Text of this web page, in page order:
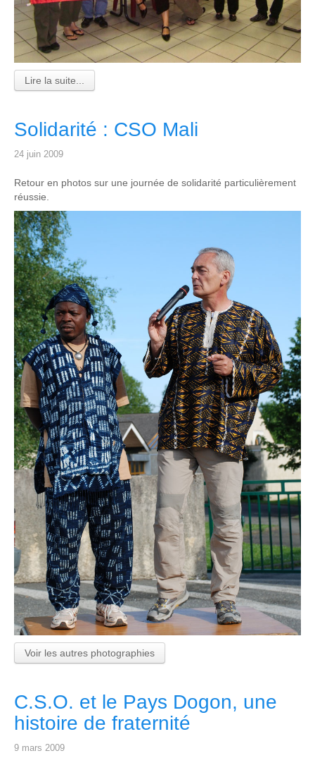
Lire la suite...
Solidarité : CSO Mali
24 juin 2009
Retour en photos sur une journée de solidarité particulièrement
réussie.
Voir les autres photographies
C.S.O. et le Pays Dogon, une
histoire de fraternité
9 mars 2009